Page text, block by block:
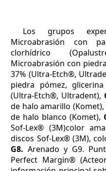
Los grupos
Microabrasión con
clorhídrico
Microabrasión con
37% (Ultra-Etch®,
piedra pómez,
(Ultra-Etch®, Ultradent),
de halo amarillo (Komet),
de halo blanco (Komet),
Sof-Lex® (3M)color
discos Sof-Lex® (3M),
G8. Arenado y G9.
Perfect Margin®